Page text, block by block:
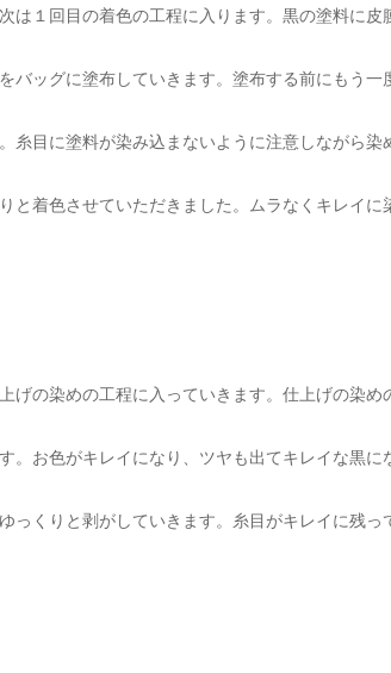
は１回目の着色の工程に入ります。黒の塗料に皮
バッグに塗布していきます。塗布する前にもう一
糸目に塗料が染み込まないように注意しながら染
と着色させていただきました。ムラなくキレイに
げの染めの工程に入っていきます。仕上げの染め
。お色がキレイになり、ツヤも出てキレイな黒に
っくりと剥がしていきます。糸目がキレイに残っ